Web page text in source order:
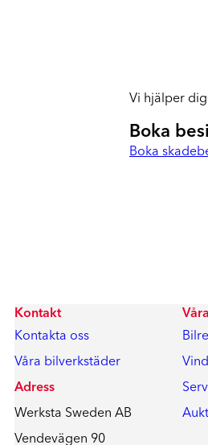
Vi hjälper
Boka
Boka
Kontakt
Kontakta oss
Våra bilverkstäder
Adress
Werksta Sweden AB
Vendevägen 90